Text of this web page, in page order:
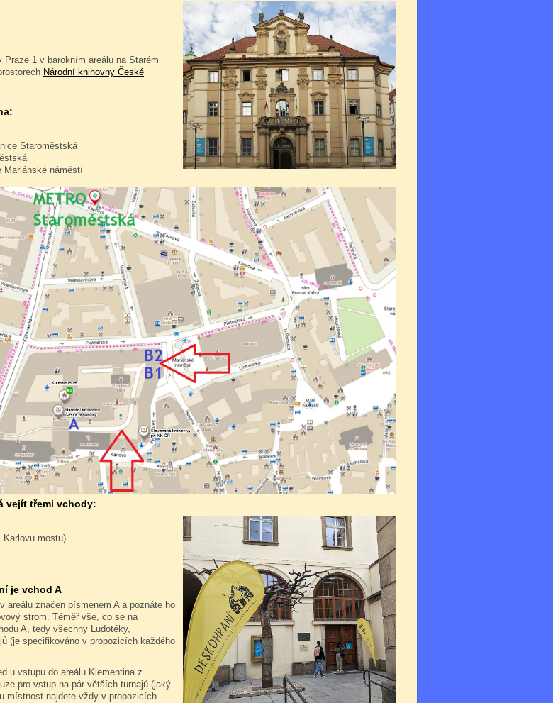
1 v barokním areálu na Starém
Národní knihovny České
Staroměstská
Mariánské náměstí
vejít třemi vchody:
Karlovu mostu)
je vchod A
areálu značen písmenem A a poznáte ho
strom. Téměř vše, co se na
A, tedy všechny Ludotéky,
(je specifikováno v propozicích každého
u vstupu do areálu Klementina z
pro vstup na pár větších turnajů (jaký
místnost najdete vždy v propozicích